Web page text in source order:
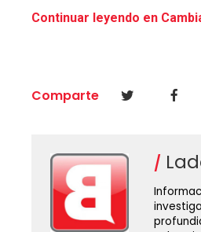
Continuar leyendo en
Comparte